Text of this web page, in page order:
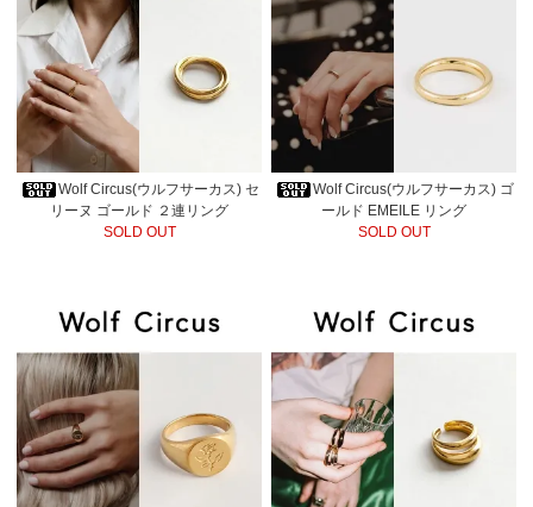
Wolf Circus(ウルフサーカス) セ
リーヌ ゴールド ２連リング
SOLD OUT
Wolf Circus(ウルフサーカス) ゴ
ールド EMEILE リング
SOLD OUT